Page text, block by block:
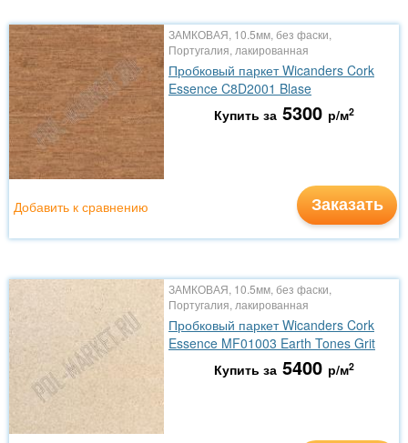
ЗАМКОВАЯ, 10.5мм, без фаски,
Португалия, лакированная
Пробковый паркет Wicanders Cork
Essence C8D2001 Blase
Купить за 5300 р/м2
Заказать
Добавить к сравнению
ЗАМКОВАЯ, 10.5мм, без фаски,
Португалия, лакированная
Пробковый паркет Wicanders Cork
Essence MF01003 Earth Tones Grit
Купить за 5400 р/м2